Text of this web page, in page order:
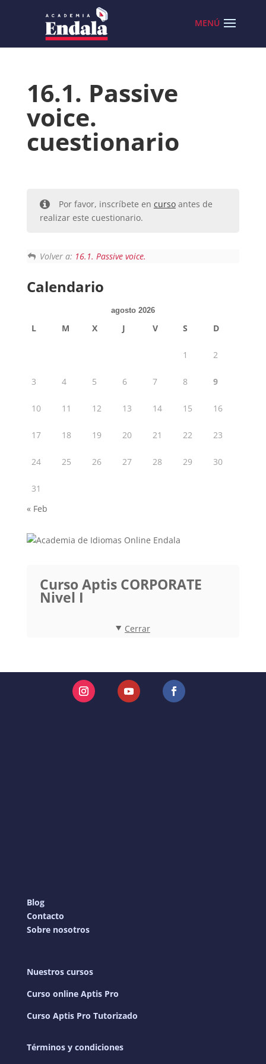
16.1. Passive
voice.
cuestionario
Por favor, inscríbete en cursoantes de
realizar este cuestionario.
Volver a: 16.1. Passive voice.
Calendario
agosto 2026
L M X J V S D
1 2
3 4 5 6 7 8 9
10 11 12 13 14 15 16
17 18 19 20 21 22 23
24 25 26 27 28 29 30
31
« Feb
Curso Aptis CORPORATE
Nivel I
Cerrar
Instagram YouTube Facebook
Blog
Contacto
Sobre nosotros
Nuestros cursos
Curso online Aptis Pro
Curso Aptis Pro Tutorizado
Términos y condiciones